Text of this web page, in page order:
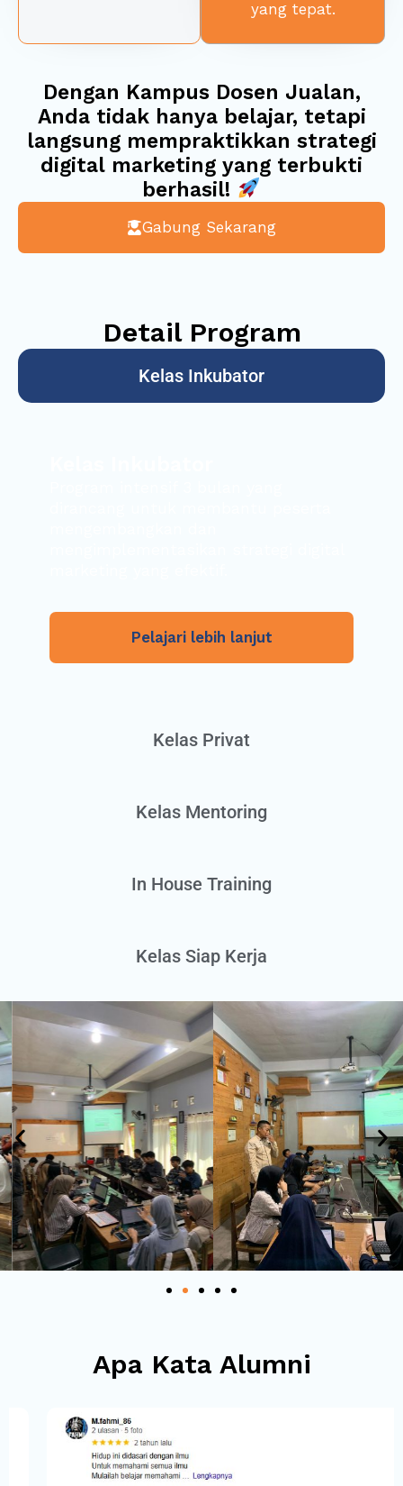
yang tepat.
Dengan Kampus Dosen Jualan,
Anda tidak hanya belajar, tetapi
langsung mempraktikkan strategi
digital marketing yang terbukti
berhasil!
Gabung Sekarang
Detail Program
Kelas Inkubator
Kelas Privat
Kelas Mentoring
In House Training
Kelas Siap Kerja
Pelajari lebih lanjut
Apa Kata Alumni